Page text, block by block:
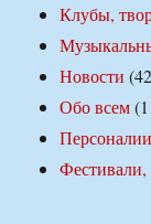
Клубы,
Новости
Обо всем
Персоналии